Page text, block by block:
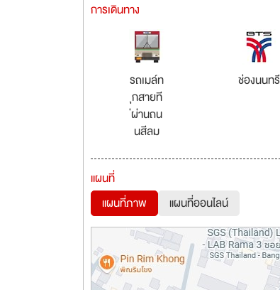
การเดินทาง
รถเมล์ท
ุกสายที
่ผ่านถน
นสีลม
ช่องนนทรี
แผนที่
แผนที่ภาพ
แผนที่ออนไลน์